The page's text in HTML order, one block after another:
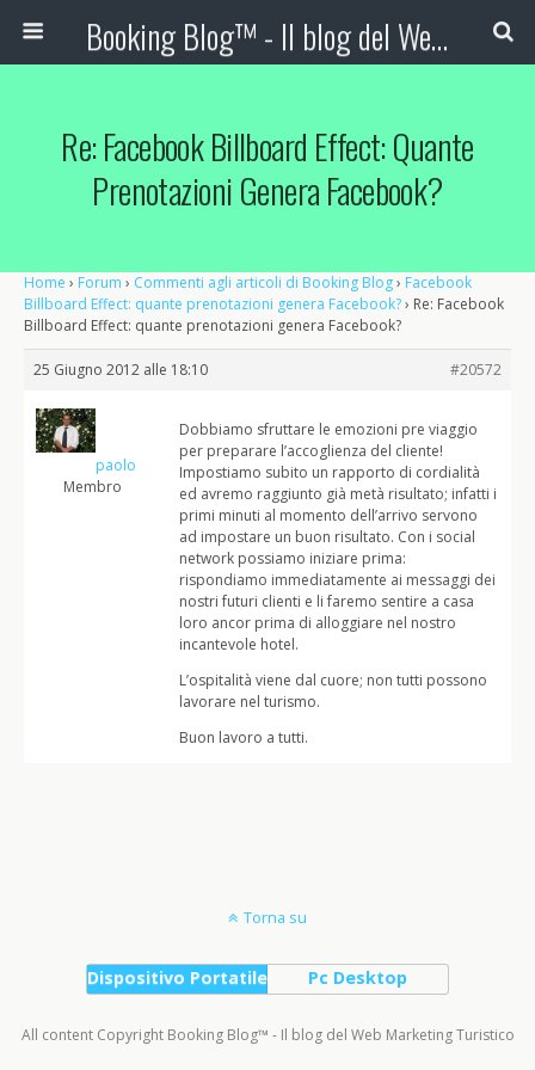
Booking Blog™ - Il blog del Web Marketing Turistico
Re: Facebook Billboard Effect: Quante
Prenotazioni Genera Facebook?
Home › Forum › Commenti agli articoli di Booking Blog› Facebook
Billboard Effect: quante prenotazioni genera Facebook?› Re: Facebook
Billboard Effect: quante prenotazioni genera Facebook?
25 Giugno 2012 alle 18:10 #20572
paolo
Membro
Dobbiamo sfruttare le emozioni pre viaggio
per preparare l’accoglienza del cliente!
Impostiamo subito un rapporto di cordialità
ed avremo raggiunto già metà risultato; infatti i
primi minuti al momento dell’arrivo servono
ad impostare un buon risultato. Con i social
network possiamo iniziare prima:
rispondiamo immediatamente ai messaggi dei
nostri futuri clienti e li faremo sentire a casa
loro ancor prima di alloggiare nel nostro
incantevole hotel.
L’ospitalità viene dal cuore; non tutti possono
lavorare nel turismo.
Buon lavoro a tutti.
Torna su
Dispositivo Portatile Pc Desktop
All content Copyright Booking Blog™ - Il blog del Web Marketing Turistico